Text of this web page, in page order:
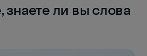
знаете ли вы слова